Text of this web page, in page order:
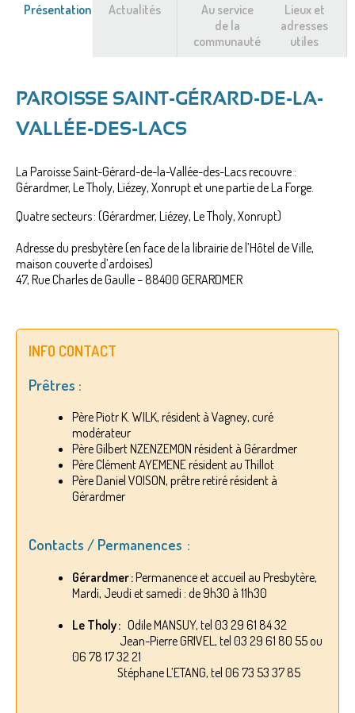
Présentation (onglet
Actualités
Au service
de la
communauté
Lieux et
adresses
utiles
PAROISSE SAINT-GÉRARD-DE-LA-
VALLÉE-DES-LACS
La Paroisse Saint-Gérard-de-la-Vallée-des-Lacs recouvre :
Gérardmer, Le Tholy, Liézey, Xonrupt et une partie de La Forge.
Quatre secteurs : (Gérardmer, Liézey, Le Tholy, Xonrupt)
Adresse du presbytère (en face de la librairie de l’Hôtel de Ville,
maison couverte d’ardoises)
47, Rue Charles de Gaulle – 88400 GERARDMER
INFO CONTACT
Prêtres :
Père Piotr K. WILK, résident à Vagney, curé
modérateur
Père Gilbert NZENZEMON résident à Gérardmer
Père Clément AYEMENE résident au Thillot
Père Daniel VOISON, prêtre retiré résident à
Gérardmer
Contacts / Permanences :
Gérardmer :Permanence et accueil au Presbytère,
Mardi, Jeudi et samedi : de 9h30 à 11h30
Le Tholy : Odile MANSUY, tel 03 29 61 84 32
Jean-Pierre GRIVEL, tel 03 29 61 80 55 ou
06 78 17 32 21
Stéphane L’ETANG, tel 06 73 53 37 85